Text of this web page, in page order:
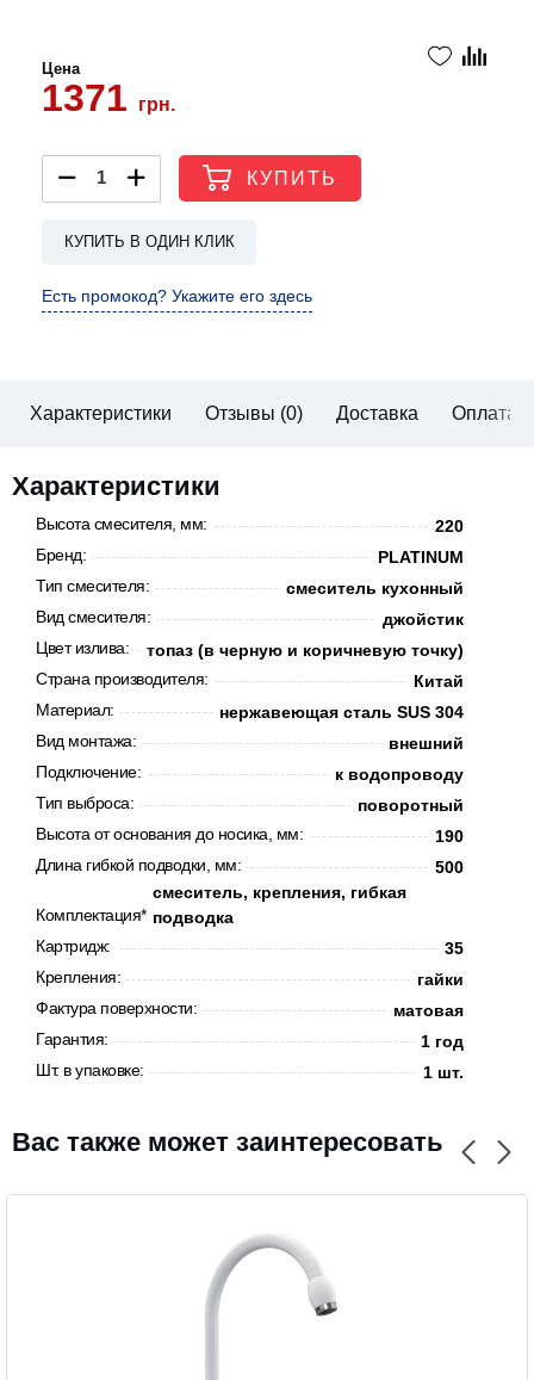
Цена
1371 грн.
КУПИТЬ
КУПИТЬ В ОДИН КЛИК
Есть промокод? Укажите его здесь
Характеристики Отзывы (0) Доставка Оплата
Характеристики
Высота смесителя, мм:
220
Бренд:
PLATINUM
Тип смесителя:
смеситель кухонный
Вид смесителя:
джойстик
Цвет излива:
топаз (в черную и коричневую точку)
Страна производителя:
Китай
Материал:
нержавеющая сталь SUS 304
Вид монтажа:
внешний
Подключение:
к водопроводу
Тип выброса:
поворотный
Высота от основания до носика, мм:
190
Длина гибкой подводки, мм:
500
Комплектация*:
смеситель, крепления, гибкая
подводка
Картридж:
35
Крепления:
гайки
Фактура поверхности:
матовая
Гарантия:
1 год
Шт. в упаковке:
1 шт.
Вас также может заинтересовать